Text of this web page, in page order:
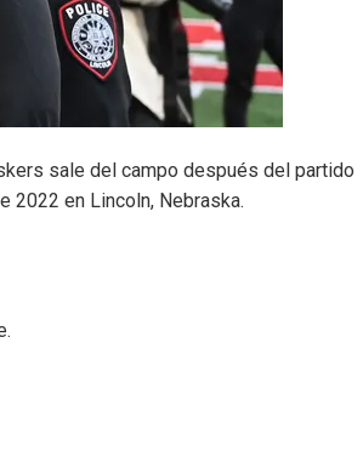
sale del campo después del partido
2022 en Lincoln, Nebraska.